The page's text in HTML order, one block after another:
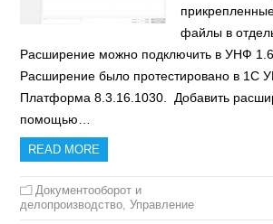
файлы в
Расширение можно подключить в УНФ
Расширение было протестировано в 1С
Платформа 8.3.16.1030. Добавить
помощью…
READ MORE
Документооборот и
делопроизводство,Управление